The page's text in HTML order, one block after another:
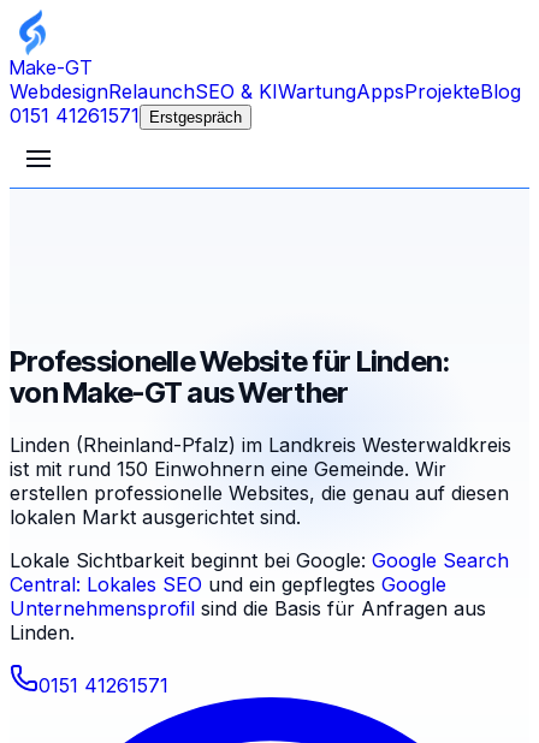
Make-GT
WebdesignRelaunchSEO & KIWartungAppsProjekteBlog
0151 41261571
Erstgespräch
Professionelle Website für Linden:
von Make-GT aus Werther
Linden (Rheinland-Pfalz) im Landkreis Westerwaldkreis
ist mit rund 150 Einwohnern eine Gemeinde. Wir
erstellen professionelle Websites, die genau auf diesen
lokalen Markt ausgerichtet sind.
Lokale Sichtbarkeit beginnt bei Google: Google Search
Central: Lokales SEO und ein gepflegtes Google
Unternehmensprofil sind die Basis für Anfragen aus
Linden.
0151 41261571